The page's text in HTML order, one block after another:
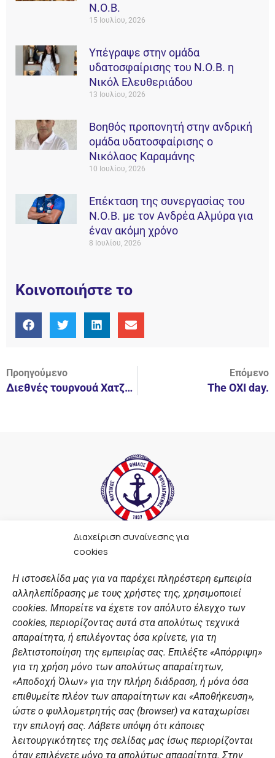
Διαχείριση συναίνεσης για
cookies
Η ιστοσελίδα μας για να παρέχει πληρέστερη εμπειρία
αλληλεπίδρασης με τους χρήστες της, χρησιμοποιεί
cookies. Μπορείτε να έχετε τον απόλυτο έλεγχο των
cookies, περιορίζοντας αυτά στα απολύτως τεχνικά
απαραίτητα, ή επιλέγοντας όσα κρίνετε, για τη
βελτιστοποίηση της εμπειρίας σας. Επιλέξτε «Απόρριψη»
για τη χρήση μόνο των απολύτως απαραίτητων,
«Αποδοχή Όλων» για την πλήρη διάδραση, ή μόνα όσα
επιθυμείτε πλέον των απαραίτητων και «Αποθήκευση»,
ώστε ο φυλλομετρητής σας (browser) να καταχωρίσει
την επιλογή σας. Λάβετε υπόψη ότι κάποιες
λειτουργικότητες της σελίδας μας ίσως περιορίζονται
όταν επιλέγετε μόνο τα απολύτως απαραίτητα. Στην
Ν.Ο.Β.
15 Ιουλίου, 2026
Υπέγραψε στην ομάδα
υδατοσφαίρισης του Ν.Ο.Β. η
Νικόλ Ελευθεριάδου
13 Ιουλίου, 2026
Βοηθός προπονητή στην ανδρική
ομάδα υδατοσφαίρισης ο
Νικόλαος Καραμάνης
10 Ιουλίου, 2026
Επέκταση της συνεργασίας του
Ν.Ο.Β. με τον Ανδρέα Αλμύρα για
έναν ακόμη χρόνο
8 Ιουλίου, 2026
Κοινοποιήστε το
Προηγούμενο
Διεθνές τουρνουά Χατζηθεοδώρου.
Επόμενο
The ΟΧΙ day.
F
a
e
b
o
o
k
t
a
g
r
a
m
t
u
b
e
n
k
e
d
i
n
ΣΎΝΔΕΣΜΟΙ
Αθλητικές σχολές
Διάπλους
Χορηγοί
Summer Camp
ΠΡΟΣΩΠΙΚΑ ΔΕΔΟΜΕΝΑ
Πολιτική Ιστοσελίδας